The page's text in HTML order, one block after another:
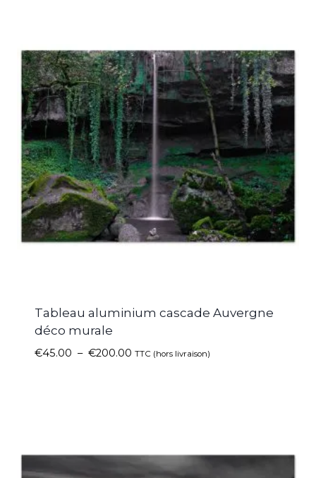
Tableau aluminium cascade Auvergne
déco murale
€45.00 – €200.00 TTC (hors livraison)